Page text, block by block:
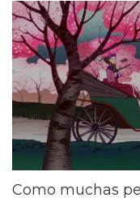
Como muchas